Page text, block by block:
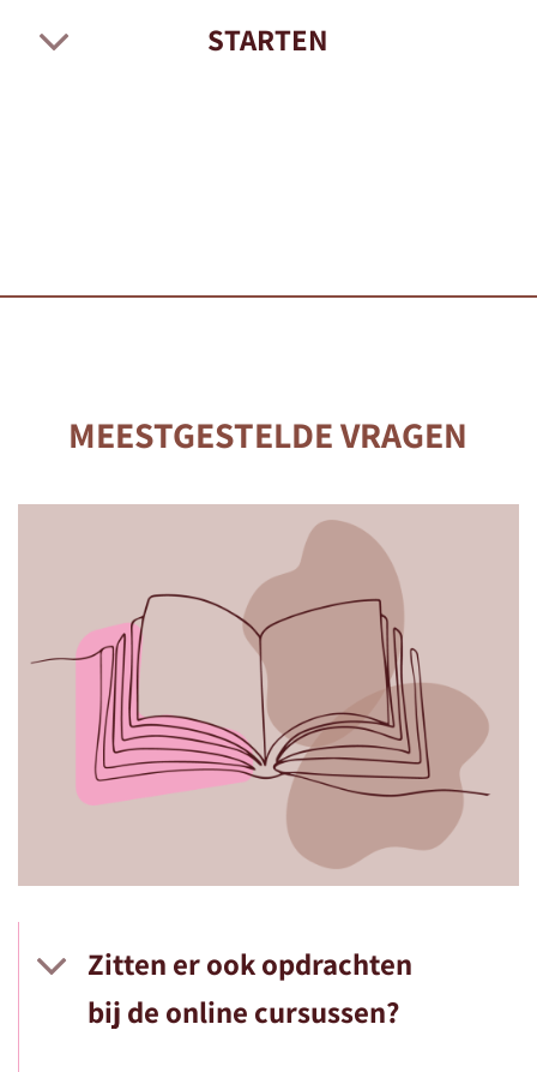
STARTEN
MEESTGESTELDE VRAGEN
Zitten er ook opdrachten
bij de online cursussen?